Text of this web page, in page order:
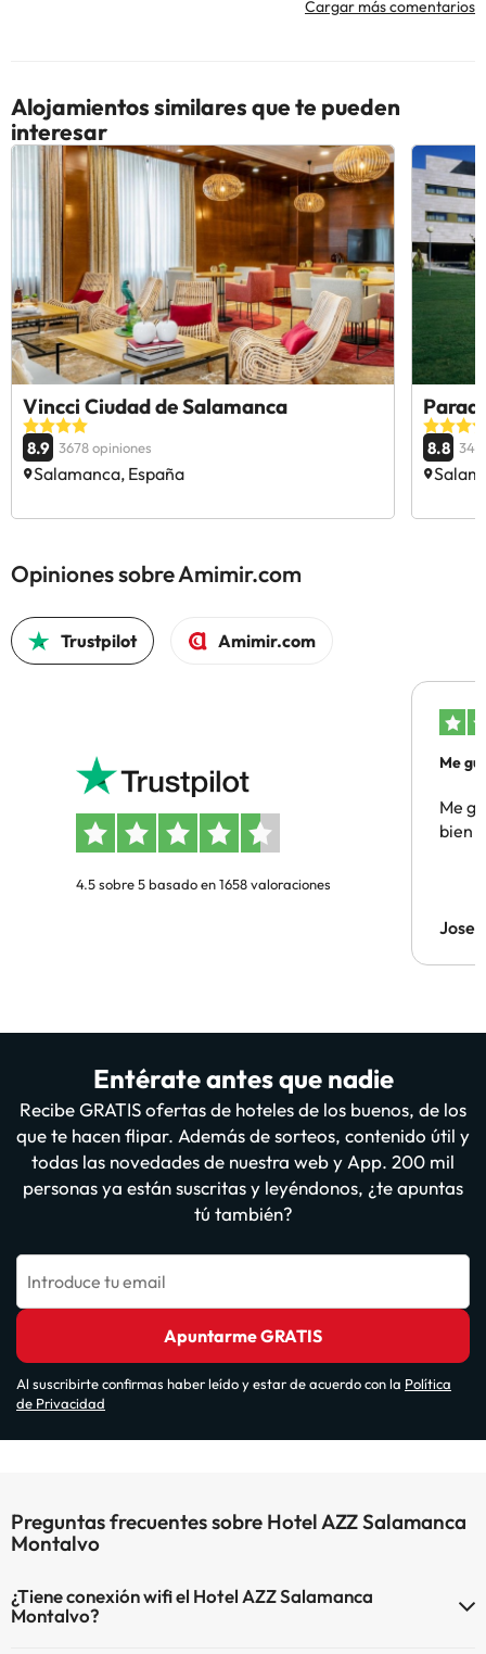
Cargar más comentarios
Alojamientos similares que te pueden
interesar
Vincci Ciudad de Salamanca
8.9 3678 opiniones
Salamanca, España
8.8
Opiniones sobre Amimir.com
Trustpilot Amimir.com
4.5 sobre 5 basado en 1658 valoraciones
Me
Me
bien
Jose
Entérate antes que nadie
Recibe GRATIS ofertas de hoteles de los buenos, de los
que te hacen flipar. Además de sorteos, contenido útil y
todas las novedades de nuestra web y App. 200 mil
personas ya están suscritas y leyéndonos, ¿te apuntas
tú también?
Introduce tu email
Apuntarme GRATIS
Al suscribirte confirmas haber leído y estar de acuerdo con la Política
de Privacidad
Preguntas frecuentes sobre Hotel AZZ Salamanca
Montalvo
¿Tiene conexión wifi el Hotel AZZ Salamanca
Montalvo?